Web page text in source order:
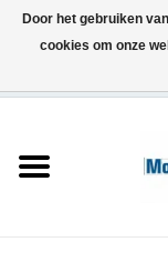
Schepen
Door het gebruiken
cookies om onze